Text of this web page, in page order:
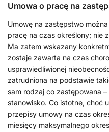
Umowa o pracę na
Umowę na zastępstwo
pracę na czas określony; nie
Ma zatem wskazany
zostaje zawarta na czas
usprawiedliwionej
zatrudniona na podstawie
sam rodzaj co zastępowana
stanowisko. Co istotne, choć
przepisy umowy na czas
miesięcy maksymalnego